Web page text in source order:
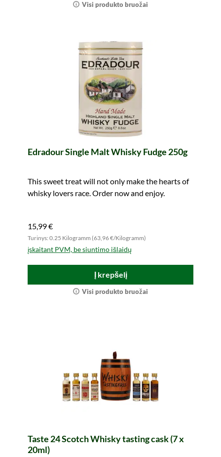
Visi produkto bruožai
Edradour Single Malt Whisky Fudge 250g
This sweet treat will not only make the hearts of
whisky lovers race. Order now and enjoy.
15,99 €
Turinys: 0.25 Kilogramm (63,96 €/Kilogramm)
įskaitant PVM, be siuntimo išlaidų
Į krepšelį
Visi produkto bruožai
Taste 24 Scotch Whisky tasting cask (7 x
20ml)